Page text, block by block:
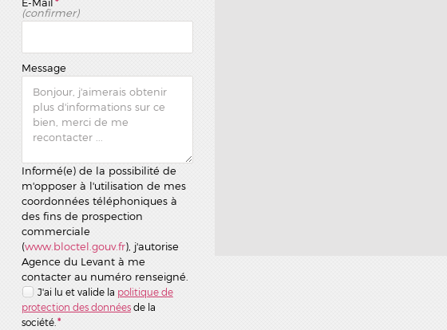
(confirmer)
Message
Informé(e) de la possibilité de
m'opposer à l'utilisation de mes
coordonnées téléphoniques à
des fins de prospection
commerciale
(www.bloctel.gouv.fr), j'autorise
Agence du Levant à me
contacter au numéro renseigné.
J'ai lu et valide la politique de
protection des données de la
société.*